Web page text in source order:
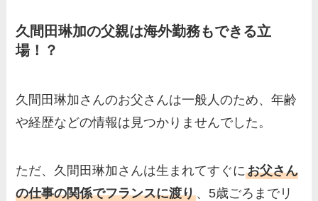
母）を徹底調査！実家の兄弟
成や父・片岡達也、兄弟につ
いてもまとめ！
業や経歴を調査！兄弟や実家
の家族もまとめ！
久間田琳加の父親は海外勤務もできる立
場！？
久間田琳加さんのお父さんは一般人のため、年齢
や経歴などの情報は見つかりませんでした。
ただ、久間田琳加さんは生まれてすぐにお父さん
の仕事の関係でフランスに渡り、5歳ごろまでリ